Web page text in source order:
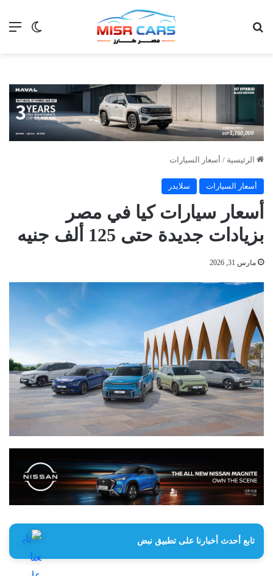
الوضع
الرئيسية / أسعار السيارات
أسعار السيارات سلايدر
أسعار سيارات كيا في مصر
بزيادات جديدة حتى 125 ألف جنيه
مارس 31, 2026
تابع أحدث أخبارنا على تطبيق نبض